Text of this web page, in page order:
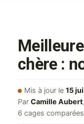
chère :
Mis à jour le 15
Par Camille Aubert
6 cages comparées